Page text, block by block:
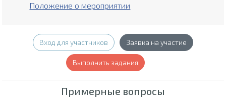
Положение о мероприятии
Вход для участников Заявка на участие
Выполнить задания
Примерные вопросы